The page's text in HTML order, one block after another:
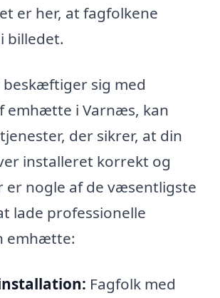
er her, at fagfolkene
billedet.
beskæftiger sig med
emhætte i Varnæs, kan
der sikrer, at din
installeret korrekt og
er nogle af de væsentligste
lade professionelle
emhætte:
Fagfolk med